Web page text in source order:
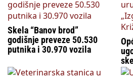
Skela “Banov brod”
godišnje preveze 50.530
putnika i 30.970 vozila